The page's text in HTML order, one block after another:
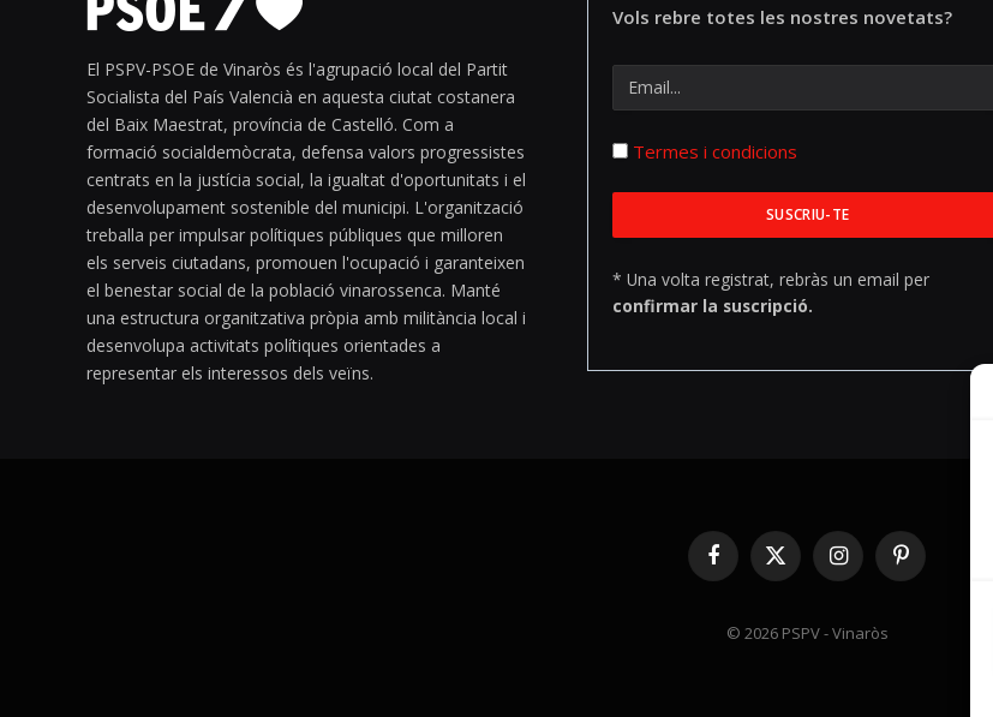
El PSPV-PSOE de Vinaròs és l'agrupació local del Partit
Socialista del País Valencià en aquesta ciutat costanera
del Baix Maestrat, província de Castelló. Com a
formació socialdemòcrata, defensa valors progressistes
centrats en la justícia social, la igualtat d'oportunitats i el
desenvolupament sostenible del municipi. L'organització
treballa per impulsar polítiques públiques que milloren
els serveis ciutadans, promouen l'ocupació i garanteixen
el benestar social de la població vinarossenca. Manté
una estructura organitzativa pròpia amb militància local i
desenvolupa activitats polítiques orientades a
representar els interessos dels veïns.
Vols rebre totes les nostres novetats?
Termes i condicions
* Una volta registrat, rebràs un email per
confirmar la suscripció.
Facebook
X
(Twitter)
InstagramPinterest
© 2026 PSPV - Vinaròs